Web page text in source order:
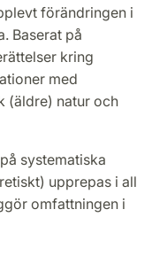
förändringen i
Baserat på
kring
med
(äldre) natur och
systematiska
upprepas i all
omfattningen i